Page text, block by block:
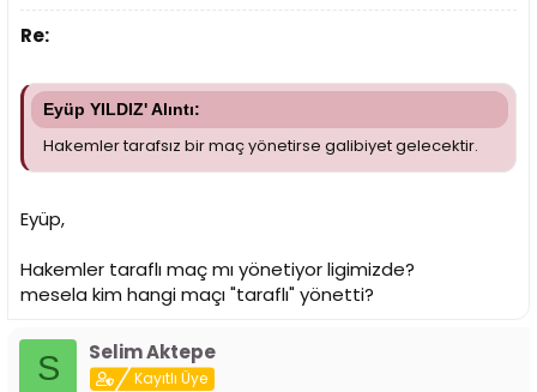
Re:
Eyüp YILDIZ' Alıntı:
Hakemler tarafsız bir maç yönetirse galibiyet gelecektir.
Eyüp,
Hakemler taraflı maç mı yönetiyor ligimizde?
mesela kim hangi maçı "taraflı" yönetti?
S Selim Aktepe
Kayıtlı Üye